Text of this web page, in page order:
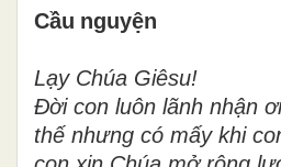
Cầu nguyện
Lạy Chúa Giêsu!
Đời con luôn lãnh nhận
thế nhưng có mấy khi